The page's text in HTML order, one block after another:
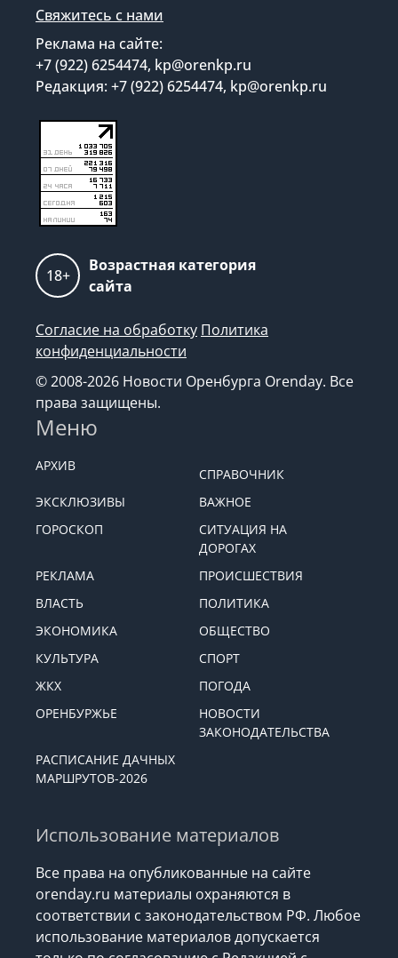
Свяжитесь с нами
Реклама на сайте:
+7 (922) 6254474, kp@orenkp.ru
Редакция: +7 (922) 6254474, kp@orenkp.ru
18+
Возрастная категория
сайта
Согласие на обработку Политика
конфиденциальности
© 2008-2026 Новости Оренбурга Orenday. Все
права защищены.
Меню
АРХИВ
СПРАВОЧНИК
ЭКСКЛЮЗИВЫ
ВАЖНОЕ
ГОРОСКОП
СИТУАЦИЯ НА
ДОРОГАХ
РЕКЛАМА
ПРОИСШЕСТВИЯ
ВЛАСТЬ
ПОЛИТИКА
ЭКОНОМИКА
ОБЩЕСТВО
КУЛЬТУРА
СПОРТ
ЖКХ
ПОГОДА
ОРЕНБУРЖЬЕ
НОВОСТИ
ЗАКОНОДАТЕЛЬСТВА
РАСПИСАНИЕ ДАЧНЫХ
МАРШРУТОВ-2026
Использование материалов
Все права на опубликованные на сайте
orenday.ru материалы охраняются в
соответствии с законодательством РФ. Любое
использование материалов допускается